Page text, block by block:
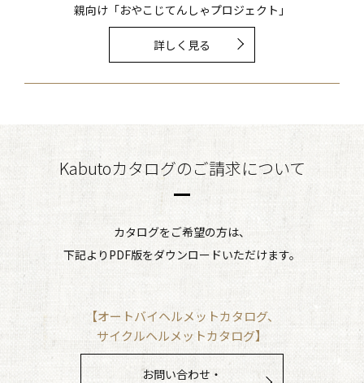
親向け「おやこじてんしゃプロジェクト」
詳しく見る
Kabutoカタログのご請求について
カタログをご希望の方は、
下記よりPDF版をダウンロードいただけます。
【オートバイヘルメットカタログ、
サイクルヘルメットカタログ】
お問い合わせ・